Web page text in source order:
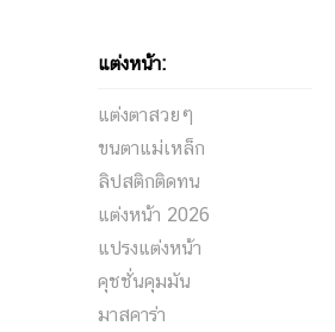
แต่งหน้า:
แต่งตาสวยๆ
ขนตาแม่เหล็ก
ลิปสติกติดทน
แต่งหน้า 2026
แปรงแต่งหน้า
คุชชั่นคุมมัน
มาสคาร่า